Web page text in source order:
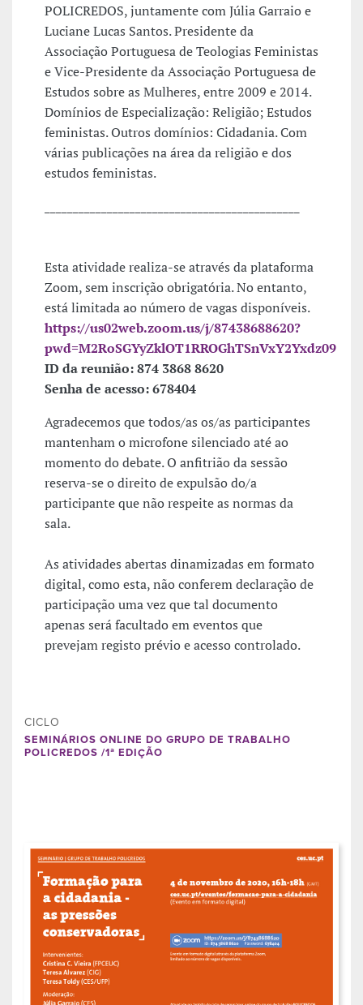
POLICREDOS, juntamente com Júlia Garraio e
Luciane Lucas Santos. Presidente da
Associação Portuguesa de Teologias Feministas
e Vice-Presidente da Associação Portuguesa de
Estudos sobre as Mulheres, entre 2009 e 2014.
Domínios de Especialização: Religião; Estudos
feministas. Outros domínios: Cidadania. Com
várias publicações na área da religião e dos
estudos feministas.
Esta atividade realiza-se através da plataforma
Zoom, sem inscrição obrigatória. No entanto,
está limitada ao número de vagas disponíveis.
https://us02web.zoom.us/j/87438688620?
pwd=M2RoSGYyZklOT1RROGhTSnVxY2Yxdz09
ID da reunião: 874 3868 8620
Senha de acesso: 678404
Agradecemos que todos/as os/as participantes
mantenham o microfone silenciado até ao
momento do debate. O anfitrião da sessão
reserva-se o direito de expulsão do/a
participante que não respeite as normas da
sala.
As atividades abertas dinamizadas em formato
digital, como esta, não conferem declaração de
participação uma vez que tal documento
apenas será facultado em eventos que
prevejam registo prévio e acesso controlado.
CICLO
SEMINÁRIOS ONLINE DO GRUPO DE TRABALHO
POLICREDOS /1ª EDIÇÃO